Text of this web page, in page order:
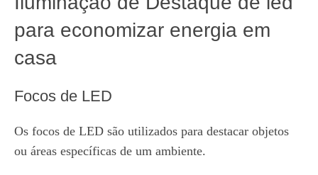
para economizar energia em
casa
Focos de LED
Os focos de LED são utilizados para destacar objetos
ou áreas específicas de um ambiente.